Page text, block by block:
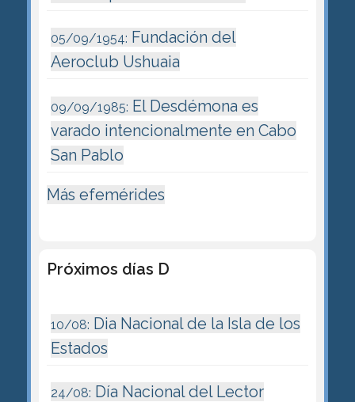
05/09/1954: Fundación del
Aeroclub Ushuaia
09/09/1985: El Desdémona es
varado intencionalmente en Cabo
San Pablo
Más efemérides
Próximos días D
10/08: Dia Nacional de la Isla de los
Estados
24/08: Día Nacional del Lector